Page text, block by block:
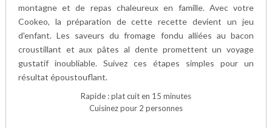
montagne et de repas chaleureux en famille. Avec votre
Cookeo, la préparation de cette recette devient un jeu
d'enfant. Les saveurs du fromage fondu alliées au bacon
croustillant et aux pâtes al dente promettent un voyage
gustatif inoubliable. Suivez ces étapes simples pour un
résultat époustouflant.
Rapide : plat cuit en 15 minutes
Cuisinez pour 2 personnes